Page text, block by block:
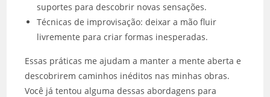
suportes para descobrir novas sensações.
Técnicas de improvisação: deixar a mão fluir
livremente para criar formas inesperadas.
Essas práticas me ajudam a manter a mente aberta e
descobrirem caminhos inéditos nas minhas obras.
Você já tentou alguma dessas abordagens para